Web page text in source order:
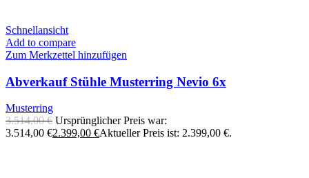
Schnellansicht
Add to compare
Zum Merkzettel hinzufügen
Abverkauf Stühle Musterring Nevio 6x
Musterring
3.514,00€ Ursprünglicher Preis war:
3.514,00 €2.399,00 €Aktueller Preis ist: 2.399,00 €.